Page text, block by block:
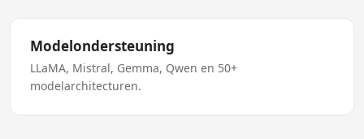
Modelondersteuning
LLaMA, Mistral, Gemma, Qwen en 50+
modelarchitecturen.